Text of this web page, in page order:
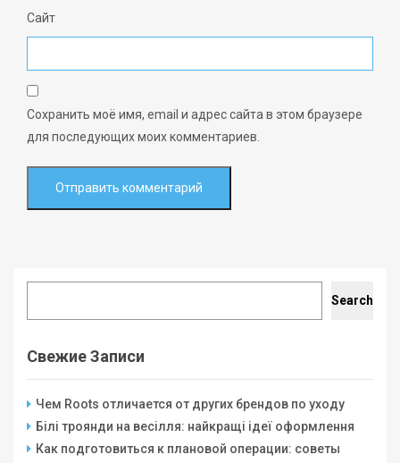
Сайт
Сохранить моё имя, email и адрес сайта в этом браузере
для последующих моих комментариев.
Search
Свежие Записи
Чем Roots отличается от других брендов по уходу
Білі троянди на весілля: найкращі ідеї оформлення
Как подготовиться к плановой операции: советы